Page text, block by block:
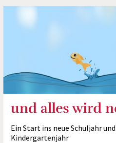
und alles wird
Ein Start ins neue Schuljahr und
Kindergartenjahr